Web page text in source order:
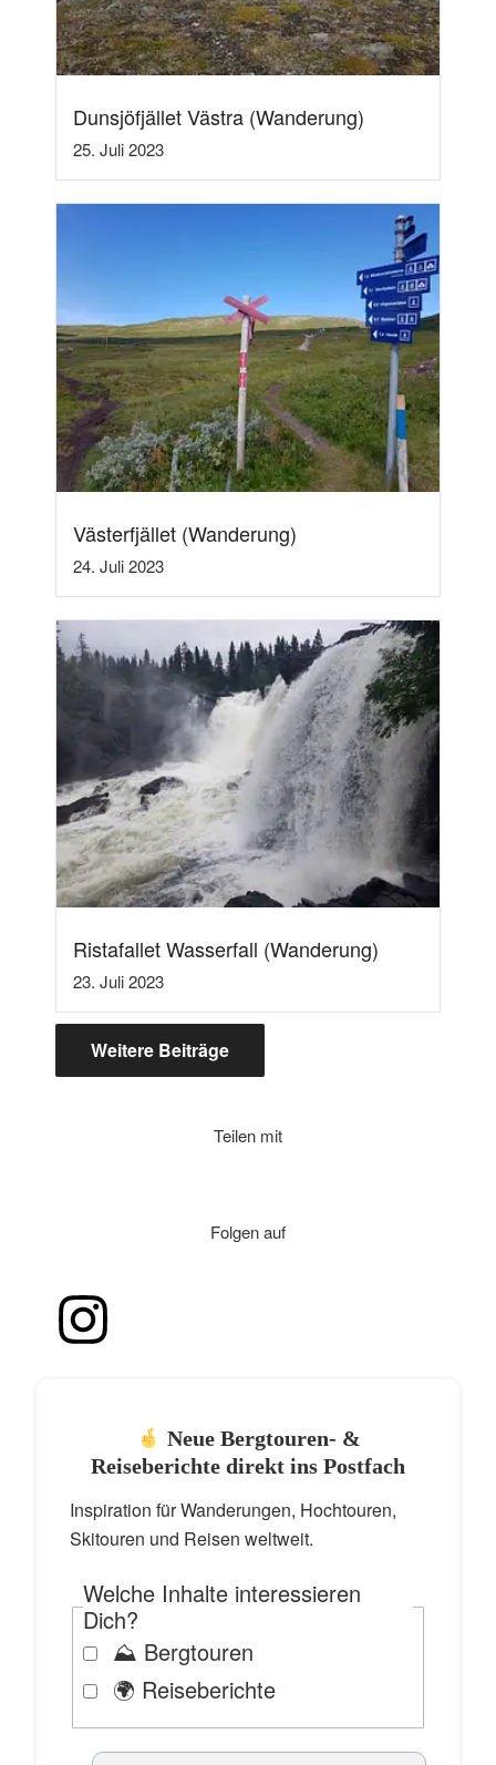
Dunsjöfjället Västra (Wanderung)
25. Juli 2023
Västerfjället (Wanderung)
24. Juli 2023
Ristafallet Wasserfall (Wanderung)
23. Juli 2023
Weitere Beiträge
Teilen mit
Folgen auf
Neue Bergtouren- &
Reiseberichte direkt ins Postfach
Inspiration für Wanderungen, Hochtouren,
Skitouren und Reisen weltweit.
Welche Inhalte interessieren
Dich?
⛰️ Bergtouren
🌍 Reiseberichte